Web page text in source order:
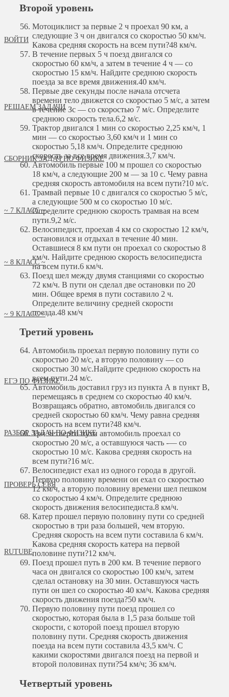
ВОЙТИ
РЕШАЕМ ЗАДАЧИ
СБОРНИК ЗАДАЧ ПО ФИЗИКЕ
~ 7 КЛАСС ~
~ 8 КЛАСС ~
~ 9 КЛАСС ~
ЕГЭ ПО ФИЗИКЕ
РАЗБОР ЗАДАЧ ПО ФИЗИКЕ
ПРОВЕРЬ СЕБЯ
RUTUBE
Второй уровень
Мотоциклист за первые 2 ч проехал 90 км, а
следующие 3 ч он двигался со скоростью 50 км/ч.
Какова средняя скорость на всем пути?48 км/ч.
В течение первых 5 ч поезд двигался со
скоростью 60 км/ч, а затем в течение 4 ч — со
скоростью 15 км/ч. Найдите среднюю скорость
поезда за все время движения.40 км/ч.
Первые две секунды после начала отсчета
времени тело движется со скоростью 5 м/с, а затем
в течение Зс — со скоростью 7 м/с. Определите
среднюю скорость тела.6,2 м/с.
Трактор двигался 1 мин со скоростью 2,25 км/ч, 1
мин — со скоростью 3,60 км/ч и 1 мин со
скоростью 5,18 км/ч. Определите среднюю
скорость за все время движения.3,7 км/ч.
Автомобиль первые 100 м прошел со скоростью
18 км/ч, а следующие 200 м — за 10 с. Чему равна
средняя скорость автомобиля на всем пути?10 м/с.
Трамвай первые 10 с двигался со скоростью 5 м/с,
а следующие 500 м со скоростью 10 м/с.
Определите среднюю скорость трамвая на всем
пути.9,2 м/с.
Велосипедист, проехав 4 км со скоростью 12 км/ч,
остановился и отдыхал в течение 40 мин.
Оставшиеся 8 км пути он проехал со скоростью 8
км/ч. Найдите среднюю скорость велосипедиста
на всем пути.6 км/ч.
Поезд шел между двумя станциями со скоростью
72 км/ч. В пути он сделал две остановки по 20
мин. Общее время в пути составило 2 ч.
Определите величину средней скорости
поезда.48 км/ч
Третий уровень
Автомобиль проехал первую половину пути со
скоростью 20 м/с, а вторую половину — со
скоростью 30 м/с.Найдите среднюю скорость на
всем пути.24 м/с.
Автомобиль доставил груз из пункта А в пункт В,
перемещаясь в среднем со скоростью 40 км/ч.
Возвращаясь обратно, автомобиль двигался со
средней скоростью 60 км/ч. Чему равна средняя
скорость на всем пути?48 км/ч.
Три четверти пути автомобиль проехал со
скоростью 20 м/с, а оставшуюся часть -— со
скоростью 10 м/с. Какова средняя скорость на
всем пути?16 м/с.
Велосипедист ехал из одного города в другой.
Первую половину времени он ехал со скоростью
12 км/ч, а вторую половину времени шел пешком
со скоростью 4 км/ч. Определите среднюю
скорость движения велосипедиста.8 км/ч.
Катер прошел первую половину пути со средней
скоростью в три раза большей, чем вторую.
Средняя скорость на всем пути составила 6 км/ч.
Какова средняя скорость катера на первой
половине пути?12 км/ч.
Поезд прошел путь в 200 км. В течение первого
часа он двигался со скоростью 100 км/ч, затем
сделал остановку на 30 мин. Оставшуюся часть
пути он шел со скоростью 40 км/ч. Какова средняя
скорость движения поезда?50 км/ч.
Первую половину пути поезд прошел со
скоростью, которая была в 1,5 раза больше той
скорости, с которой поезд прошел вторую
половину пути. Средняя скорость движения
поезда на всем пути составила 43,5 км/ч. С
какими скоростями двигался поезд на первой и
второй половинах пути?54 км/ч; 36 км/ч.
Четвертый уровень